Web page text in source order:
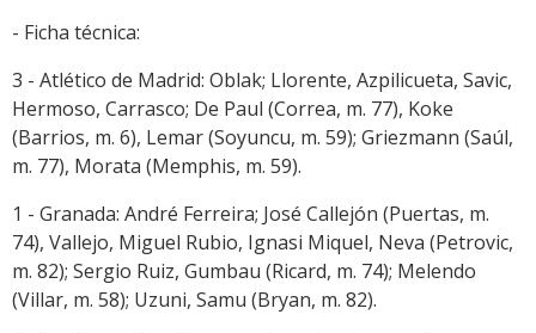
- Ficha técnica:
3 - Atlético de Madrid: Oblak; Llorente, Azpilicueta, Savic,
Hermoso, Carrasco; De Paul (Correa, m. 77), Koke
(Barrios, m. 6), Lemar (Soyuncu, m. 59); Griezmann (Saúl,
m. 77), Morata (Memphis, m. 59).
1 - Granada: André Ferreira; José Callejón (Puertas, m.
74), Vallejo, Miguel Rubio, Ignasi Miquel, Neva (Petrovic,
m. 82); Sergio Ruiz, Gumbau (Ricard, m. 74); Melendo
(Villar, m. 58); Uzuni, Samu (Bryan, m. 82).